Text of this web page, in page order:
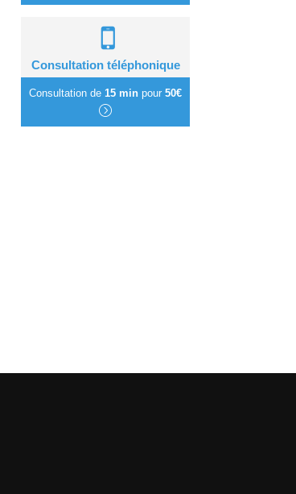
Consultation téléphonique
Consultation de 15 min pour 50€